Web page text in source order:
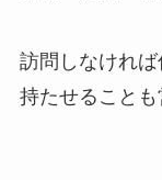
訪問しなけれ
持たせることも